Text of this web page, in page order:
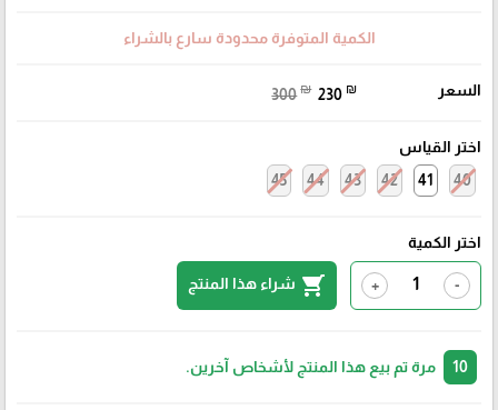
الكمية المتوفرة محدودة سارع بالشراء
السعر 300 ₪ 230 ₪
اختر القياس
40
41
42
43
44
45
اختر الكمية
-
+
shopping_cart شراء هذا المنتج
مرة تم بيع هذا المنتج لأشخاص آخرين.